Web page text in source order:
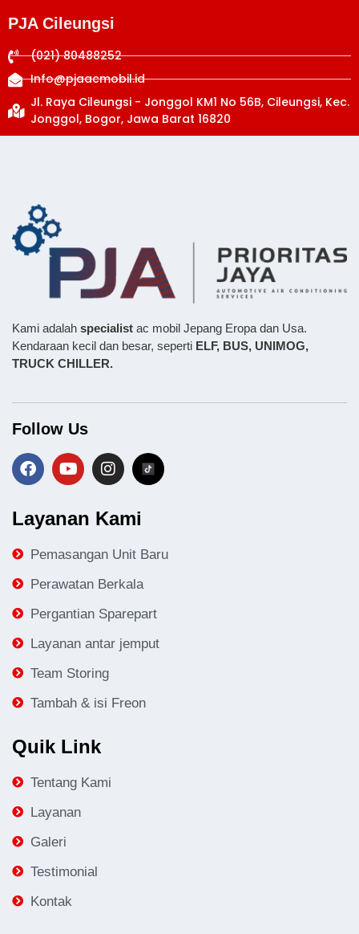
PJA Cileungsi
(021) 80488252
Info@pjaacmobil.id
Jl. Raya Cileungsi - Jonggol KM1 No 56B, Cileungsi, Kec.
Jonggol, Bogor, Jawa Barat 16820
Kami adalah specialist ac mobil Jepang Eropa dan Usa.
Kendaraan kecil dan besar, seperti ELF, BUS, UNIMOG,
TRUCK CHILLER.
Follow Us
Layanan Kami
Pemasangan Unit Baru
Perawatan Berkala
Pergantian Sparepart
Layanan antar jemput
Team Storing
Tambah & isi Freon
Quik Link
Tentang Kami
Layanan
Galeri
Testimonial
Kontak